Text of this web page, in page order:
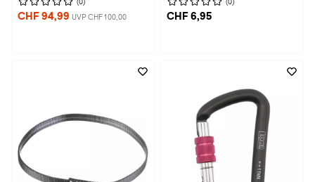
CHF 94,99 UVP CHF 100,00 CHF 6,95